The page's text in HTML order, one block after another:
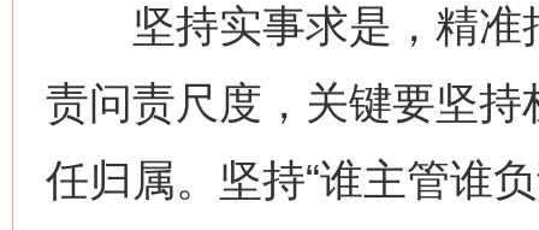
坚持实事求是，精准
责问责尺度，关键要坚
任归属。坚持“谁主管谁